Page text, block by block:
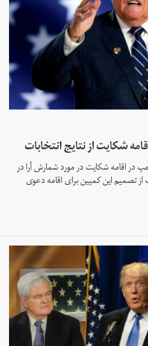
شکایت از نتایج انتخابات
در اقامه شکایت در مورد شمارش آرا در
تصمیم این کمپین برای اقامه دعوی